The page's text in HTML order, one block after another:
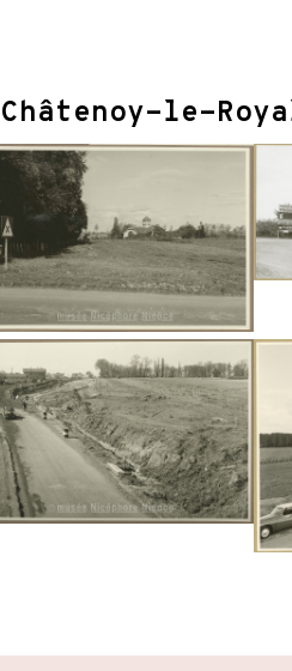
Châtenoy-le-